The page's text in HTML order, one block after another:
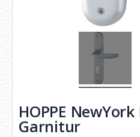
HOPPE
Garnitur